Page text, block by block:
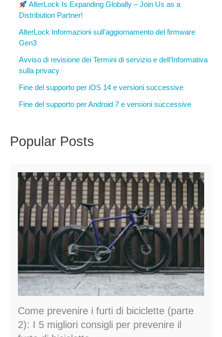
AlterLock Is Expanding Globally – Join Us as a
Distribution Partner!
AlterLock Informazioni sull’aggiornamento del firmware
Gen3
Avviso di revisione dei Termini di servizio e dell’Informativa
sulla privacy
Fine del supporto per iOS 14 e versioni successive
Fine del supporto per Android 7 e versioni successive
Popular Posts
Come prevenire i furti di biciclette (parte
2): I 5 migliori consigli per prevenire il